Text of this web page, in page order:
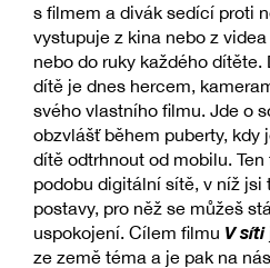
s filmem a divák sedící proti
vystupuje z kina nebo z
nebo do ruky každého dítěte.
dítě je dnes hercem,
svého vlastního filmu. Jde o
obzvlášť během puberty, kdy
dítě odtrhnout od mobilu.
podobu digitální sítě, v níž jsi
postavy, pro něž se můžeš
uspokojení. Cílem filmu V síti
ze země téma a je pak na